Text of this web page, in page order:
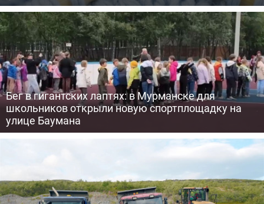
Бег в гигантских лаптях: в Мурманске для
школьников открыли новую спортплощадку на
улице Баумана